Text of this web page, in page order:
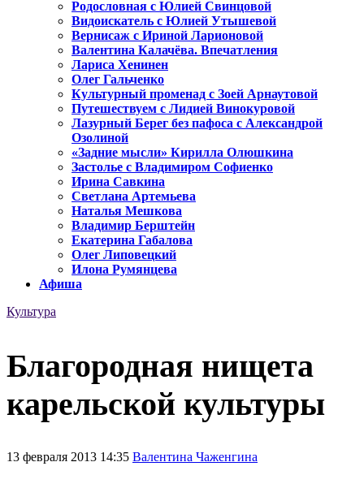
Родословная с Юлией Свинцовой
Видоискатель с Юлией Утышевой
Вернисаж с Ириной Ларионовой
Валентина Калачёва. Впечатления
Лариса Хенинен
Олег Гальченко
Культурный променад с Зоей Арнаутовой
Путешествуем с Лидией Винокуровой
Лазурный Берег без пафоса с Александрой
Озолиной
«Задние мысли» Кирилла Олюшкина
Застолье с Владимиром Софиенко
Ирина Савкина
Светлана Артемьева
Наталья Мешкова
Владимир Берштейн
Екатерина Габалова
Олег Липовецкий
Илона Румянцева
Афиша
Культура
Благородная нищета
карельской культуры
13 февраля 2013 14:35 Валентина Чаженгина